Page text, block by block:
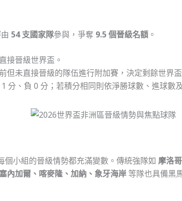
54 支國家隊參與，爭奪 9.5 個晉級名額 。
接晉級世界盃。
但未直接晉級的隊伍進行附加賽，決定剩餘世界
1 分、負 0 分；若積分相同則依淨勝球數、進球數
個小組的晉級情勢都充滿變數。傳統強隊如 摩洛
內加爾、喀麥隆、加納、象牙海岸 等隊也具備黑